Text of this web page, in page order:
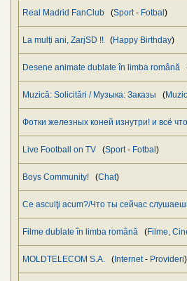
Real Madrid FanClub (Sport- Fotbal )
La mulți ani, ZarjSD !! (Happy Birthday)
Desene animate dublate în limba română
Muzică: Solicitări / Музыка: Заказы (
Фотки железных коней изнутри! и всё
Live Football on TV (Sport- Fotbal )
Boys Community! (Chat)
Ce asculţi acum?/Что ты сейчас
Filme dublate în limba română (Filme,
MOLDTELECOM S.A. ( Internet- Provideri)